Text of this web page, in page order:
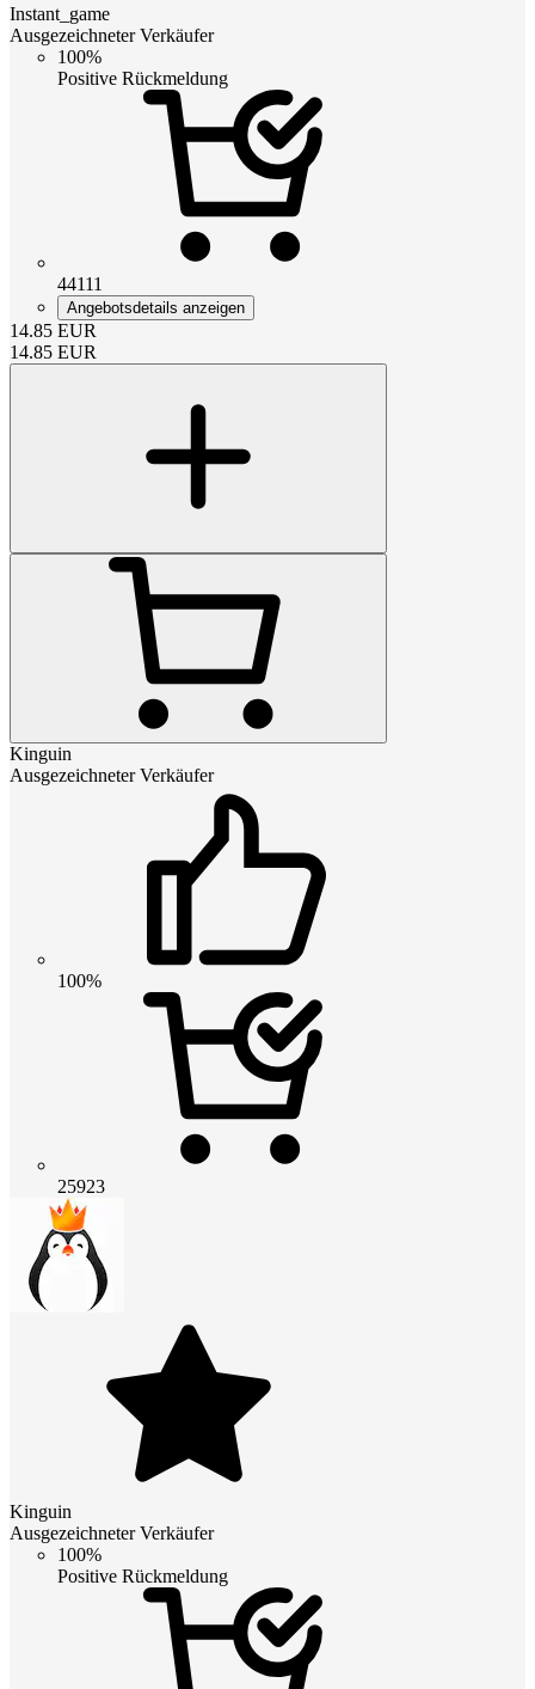
Instant_game
Ausgezeichneter Verkäufer
100%
Positive Rückmeldung
44111
Angebotsdetails anzeigen
14.85 EUR
14.85 EUR
Kinguin
Ausgezeichneter Verkäufer
100%
25923
Kinguin
Ausgezeichneter Verkäufer
100%
Positive Rückmeldung